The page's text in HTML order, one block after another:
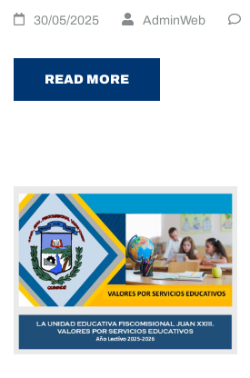
30/05/2025 AdminWeb
READ MORE